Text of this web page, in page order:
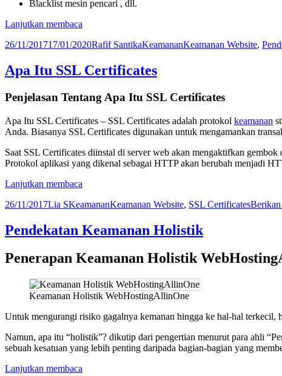
Blacklist mesin pencari , dll.
Lanjutkan membaca
Malware
Diposkan
26/11/201717/01/2020Penulis
Rafif SantikaKategori
KeamananTag
Keamanan Website,
Apa Itu SSL Certificates
Penjelasan Tentang Apa Itu SSL Certificates
Apa Itu SSL Certificates – SSL Certificates adalah protokol keamanan
Anda. Biasanya SSL Certificates digunakan untuk mengamankan
Saat SSL Certificates diinstal di server web akan mengaktifkan
Protokol aplikasi yang dikenal sebagai HTTP akan berubah menjadi
Lanjutkan membaca
SSL
Diposkan
26/11/2017Penulis
Lia SKategori
KeamananTag
Keamanan Website, SSL Certificates
Pendekatan Keamanan Holistik
Penerapan Keamanan Holistik
Keamanan Holistik WebHostingAllinOne
Untuk mengurangi risiko gagalnya kemanan hingga ke hal-hal terkecil,
Namun, apa itu “holistik”? dikutip dari pengertian menurut para ahli
sebuah kesatuan yang lebih penting daripada bagian-bagian yang
Lanjutkan membaca